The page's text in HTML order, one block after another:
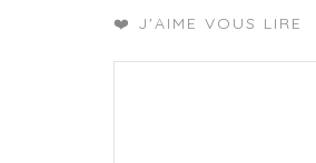
❤️ J'AIME VOUS LIRE